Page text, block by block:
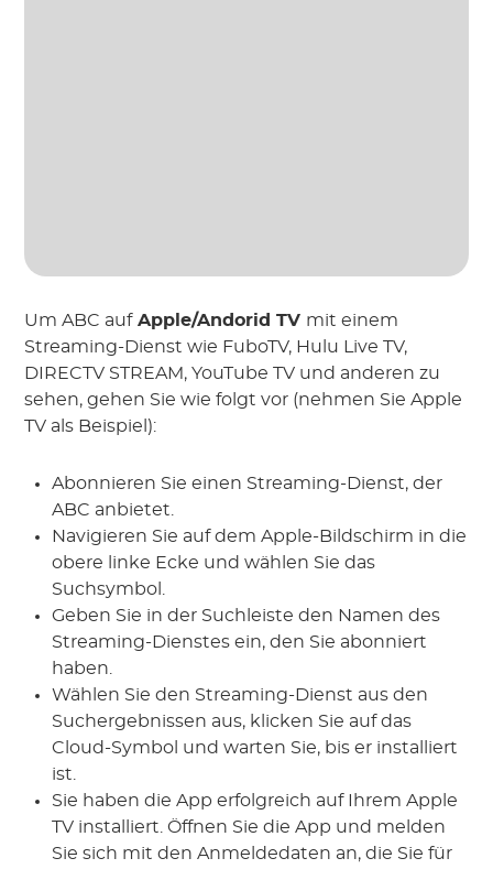
Um ABC aufApple/Andorid TV mit einem
Streaming-Dienst wie FuboTV, Hulu Live TV,
DIRECTV STREAM, YouTube TV und anderen zu
sehen, gehen Sie wie folgt vor (nehmen Sie Apple
TV als Beispiel):
Abonnieren Sie einen Streaming-Dienst, der
ABC anbietet.
Navigieren Sie auf dem Apple-Bildschirm in die
obere linke Ecke und wählen Sie das
Suchsymbol.
Geben Sie in der Suchleiste den Namen des
Streaming-Dienstes ein, den Sie abonniert
haben.
Wählen Sie den Streaming-Dienst aus den
Suchergebnissen aus, klicken Sie auf das
Cloud-Symbol und warten Sie, bis er installiert
ist.
Sie haben die App erfolgreich auf Ihrem Apple
TV installiert. Öffnen Sie die App und melden
Sie sich mit den Anmeldedaten an, die Sie für